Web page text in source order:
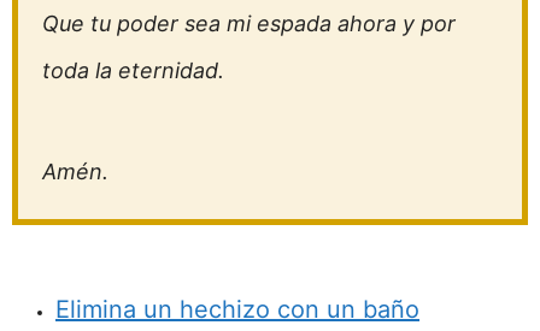
Que tu poder sea mi espada ahora y por
toda la eternidad.
Amén.
Elimina un hechizo con un baño